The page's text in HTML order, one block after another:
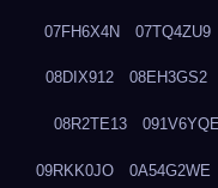
07FH6X4N 07TQ4ZU9
08DIX912 08EH3GS2
08R2TE13 091V6YQE
09RKK0JO 0A54G2WE